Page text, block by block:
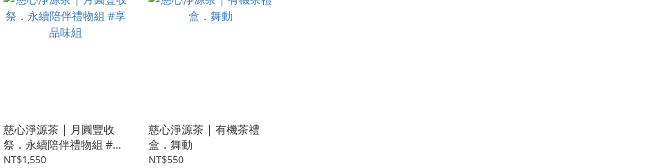
慈心淨源茶 | 月圓豐收
祭．永續陪伴禮物組 #享
品味組
NT$1,550
慈心淨源茶 | 有機茶禮
盒．舞動
NT$550